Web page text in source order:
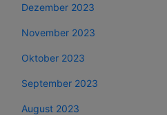
Dezember 2023
November 2023
Oktober 2023
September 2023
August 2023